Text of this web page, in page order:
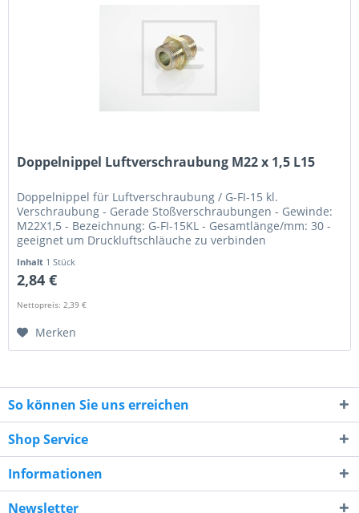
Doppelnippel Luftverschraubung M22 x 1,5 L15
Doppelnippel für Luftverschraubung / G-FI-15 kl.
Verschraubung - Gerade Stoßverschraubungen - Gewinde:
M22X1,5 - Bezeichnung: G-FI-15KL - Gesamtlänge/mm: 30 -
geeignet um Druckluftschläuche zu verbinden
Inhalt 1 Stück
2,84 €
Nettopreis: 2,39 €
Merken
So können Sie uns erreichen
Shop Service
Informationen
Newsletter